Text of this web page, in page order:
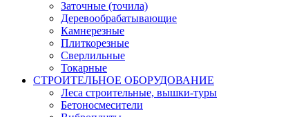
Заточные (точила)
Деревообрабатывающие
Камнерезные
Плиткорезные
Сверлильные
Токарные
СТРОИТЕЛЬНОЕ ОБОРУДОВАНИЕ
Леса строительные, вышки-туры
Бетоносмесители